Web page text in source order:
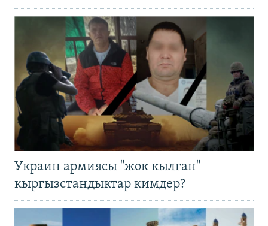
Украин армиясы "жок кылган"
кыргызстандыктар кимдер?